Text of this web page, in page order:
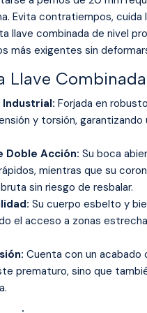
Evita contratiempos,
llave combinada de nivel
más exigentes sin
Llave
Forjada en
y torsión, garantizando
Doble Acción: Su boca
mientras que su
sin riesgo de resbalar.
Su cuerpo esbelto y
el acceso a zonas
Cuenta con un acabado
prematuro, sino que